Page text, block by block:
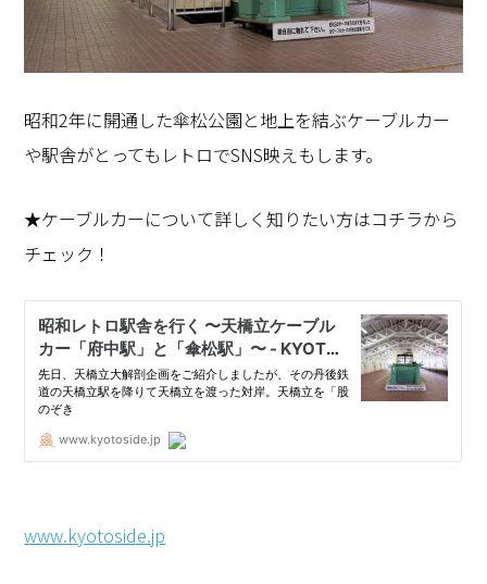
昭和2年に開通した傘松公園と地上を結ぶケーブルカー
や駅舎がとってもレトロでSNS映えもします。
★ケーブルカーについて詳しく知りたい方はコチラから
チェック！
www.kyotoside.jp